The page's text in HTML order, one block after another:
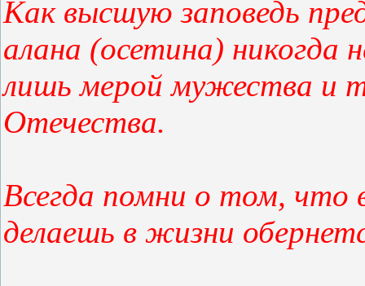
Как высшую заповедь
алана (осетина) никогда
лишь мерой мужества и
Отечества.
Всегда помни о том, что
делаешь в жизни